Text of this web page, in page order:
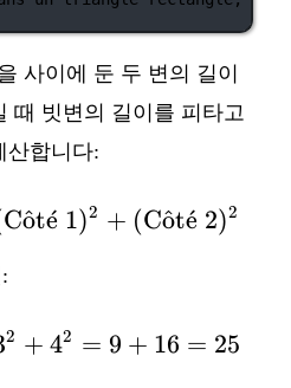
사이에 둔 두 변의 길이
때 빗변의 길이를 피타고
산합니다:
Co
ˆte
ˊ 1)2 + (Co
ˆte
ˊ 2)2
\text{Hypoténuse}^2
2 + 42 = 9 + 16 = 25